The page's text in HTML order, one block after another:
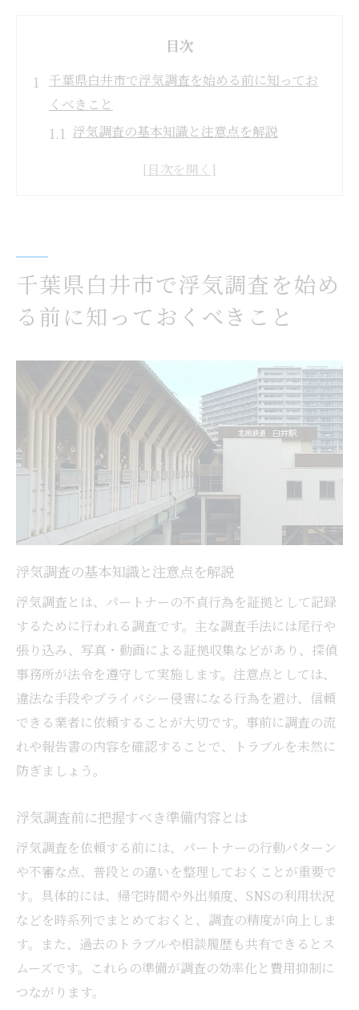
目次
千葉県白井市で浮気調査を始める前に知ってお
くべきこと
浮気調査の基本知識と注意点を解説
浮気調査の成功率を上げるための事前対策
信頼できる浮気調査の選び方と安心のポイント
浮気調査で安心できる事務所選びの基準
浮気調査依頼時に確認すべき実績とは
浮気調査で後悔しない選び方のコツ
浮気調査会社の比較ポイントと選定法
浮気調査で信頼を得るための相談方法
パートナーの変化に気付いたら考えたい浮気調
査活用法
パートナーの行動変化と浮気調査の関係
浮気調査で事実を知るメリット
浮気調査を活用した問題解決の流れ
浮気調査で得られる安心感と今後の対策
浮気調査後の対応策と冷静な判断方法
浮気調査の費用相場と無駄を省くコツを解説
浮気調査の費用相場をわかりやすく解説
浮気調査費用を抑えるための工夫と方法
浮気調査の料金体系とその選び方
浮気調査費用の内訳と注意すべき点
浮気調査費用のトラブルを防ぐために
調査範囲や手法はどこまで？納得の浮気調査ガ
イド
浮気調査で調べられる範囲を詳しく解説
浮気調査の主な手法とその特徴とは
千葉県白井市で浮気調査を始め
る前に知っておくべきこと
浮気調査の基本知識と注意点を解説
浮気調査とは、パートナーの不貞行為を証拠として記録
するために行われる調査です。主な調査手法には尾行や
張り込み、写真・動画による証拠収集などがあり、探偵
事務所が法令を遵守して実施します。注意点としては、
違法な手段やプライバシー侵害になる行為を避け、信頼
できる業者に依頼することが大切です。事前に調査の流
れや報告書の内容を確認することで、トラブルを未然に
防ぎましょう。
浮気調査前に把握すべき準備内容とは
浮気調査を依頼する前には、パートナーの行動パターン
や不審な点、普段との違いを整理しておくことが重要で
す。具体的には、帰宅時間や外出頻度、SNSの利用状況
などを時系列でまとめておくと、調査の精度が向上しま
す。また、過去のトラブルや相談履歴も共有できるとス
ムーズです。これらの準備が調査の効率化と費用抑制に
つながります。